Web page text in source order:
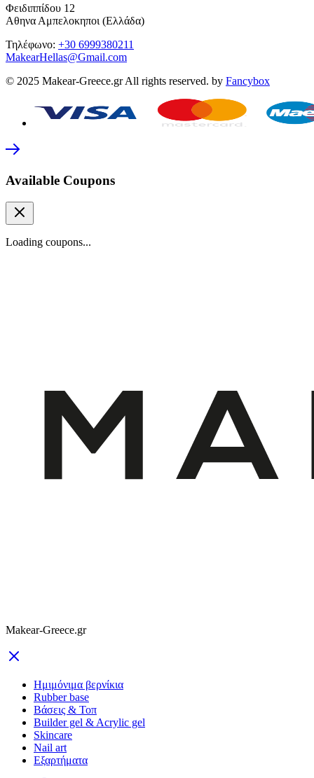
Φειδιππίδου 12
Αθηνα Αμπελοκηποι (Ελλάδα)
Τηλέφωνο: +30 6999380211
MakearHellas@Gmail.com
© 2025 Makear-Greece.gr All rights reserved. by Fancybox
Available Coupons
Loading coupons...
Makear-Greece.gr
Ημιμόνιμα βερνίκια
Rubber base
Βάσεις & Τοπ
Builder gel & Acrylic gel
Skincare
Nail art
Εξαρτήματα